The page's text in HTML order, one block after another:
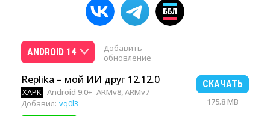
ANDROID 14
Добавить
обновление
Replika – мой ИИ друг 12.12.0
XAPK Android 9.0+ ARMv8, ARMv7
Добавил: vq0l3
СКАЧАТЬ
175.8 MB